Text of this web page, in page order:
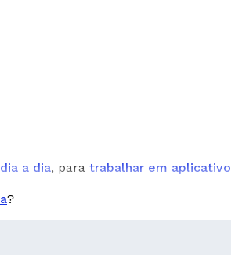
dia a dia, para trabalhar em aplicativo
?